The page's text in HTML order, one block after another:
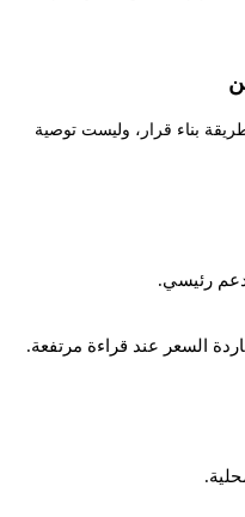
طريقة بناء قرار، وليست توصية
رئيسي.